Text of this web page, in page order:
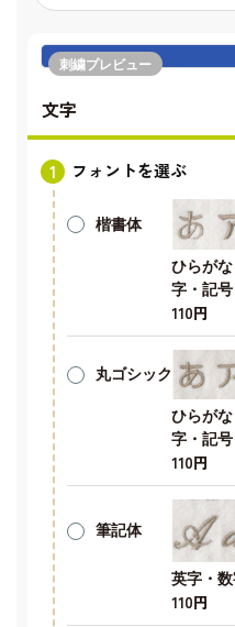
刺繍プレビュー
文字
フォントを選ぶ
楷書体
ひらが
字・記号
110円
丸ゴシック
ひらが
字・記号
110円
筆記体
英字・
110円